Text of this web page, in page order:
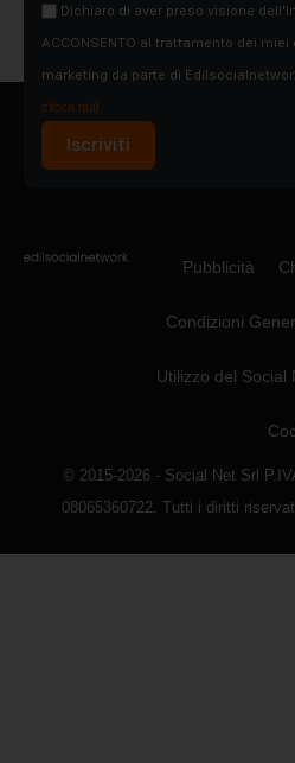
Dichiaro di aver preso visione
ACCONSENTO al trattamento dei
marketing da parte di
clicca qui).
Iscriviti
Pubblicità
Condizioni
Utilizzo del Social
© 2015-2026 - Social Net Srl
08065360722. Tutti i diritti